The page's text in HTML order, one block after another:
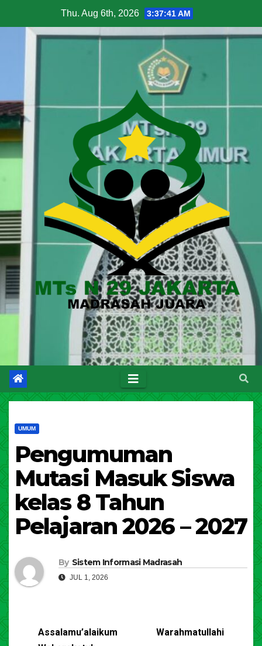
Thu. Aug 6th, 2026 3:37:42 AM
UMUM
Pengumuman
Mutasi Masuk Siswa
kelas 8 Tahun
Pelajaran 2026 – 2027
By Sistem Informasi Madrasah
JUL 1, 2026
Assalamu’alaikum Warahmatullahi